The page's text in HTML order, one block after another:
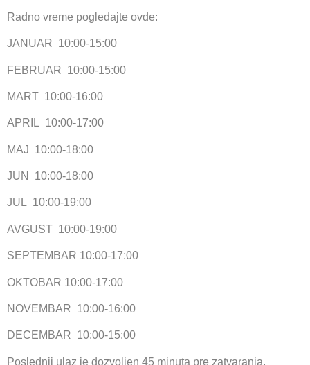
Radno vreme pogledajte ovde:
JANUAR 10:00-15:00
FEBRUAR 10:00-15:00
MART 10:00-16:00
APRIL 10:00-17:00
MAJ 10:00-18:00
JUN 10:00-18:00
JUL 10:00-19:00
AVGUST 10:00-19:00
SEPTEMBAR 10:00-17:00
OKTOBAR 10:00-17:00
NOVEMBAR 10:00-16:00
DECEMBAR 10:00-15:00
Poslednji ulaz je dozvoljen 45 minuta pre zatvaranja.